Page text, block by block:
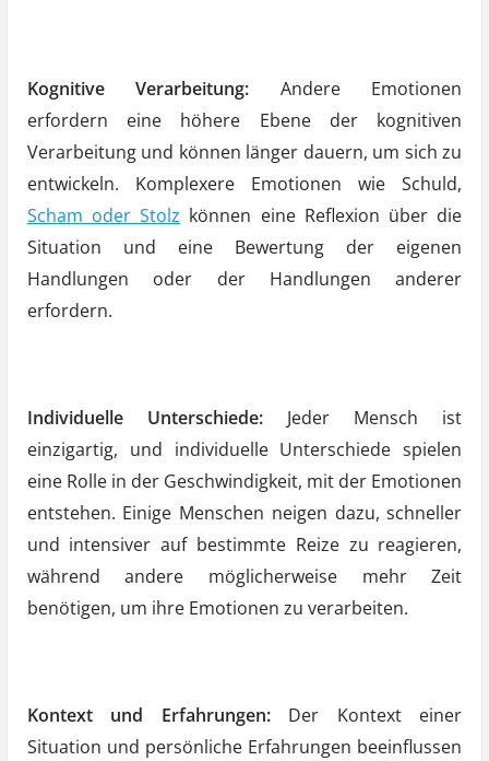
Kognitive Verarbeitung: Andere Emotionen
erfordern eine höhere Ebene der kognitiven
Verarbeitung und können länger dauern, um sich zu
entwickeln. Komplexere Emotionen wie Schuld,
Scham oder Stolz können eine Reflexion über die
Situation und eine Bewertung der eigenen
Handlungen oder der Handlungen anderer
erfordern.
Individuelle Unterschiede:Jeder Mensch ist
einzigartig, und individuelle Unterschiede spielen
eine Rolle in der Geschwindigkeit, mit der Emotionen
entstehen. Einige Menschen neigen dazu, schneller
und intensiver auf bestimmte Reize zu reagieren,
während andere möglicherweise mehr Zeit
benötigen, um ihre Emotionen zu verarbeiten.
Kontext und Erfahrungen:Der Kontext einer
Situation und persönliche Erfahrungen beeinflussen